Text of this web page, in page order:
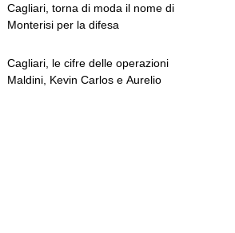
Cagliari, torna di moda il nome di
Monterisi per la difesa
Cagliari, le cifre delle operazioni
Maldini, Kevin Carlos e Aurelio